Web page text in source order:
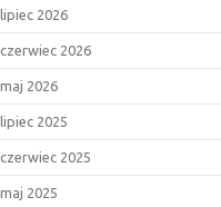
lipiec 2026
czerwiec 2026
maj 2026
lipiec 2025
czerwiec 2025
maj 2025